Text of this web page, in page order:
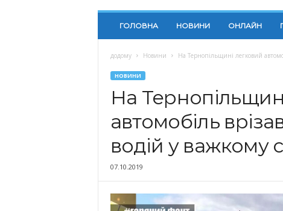
ГОЛОВНА НОВИНИ ОНЛАЙН
додому Новини На Тернопільщині легковий
НОВИНИ
На
автомобіль
водій у важкому
07.10.2019